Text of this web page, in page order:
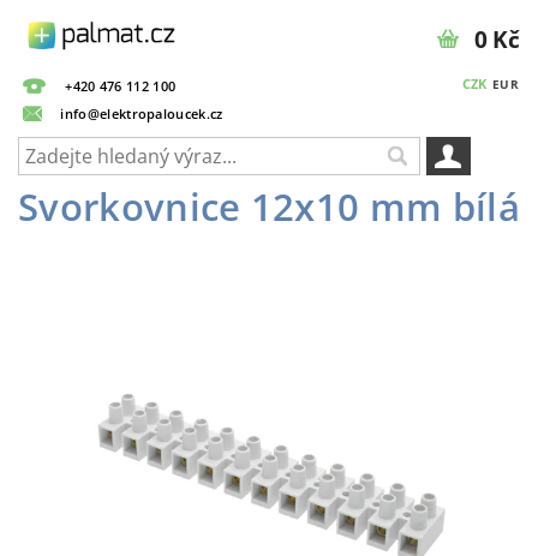
+420 476 112 100
info@elektropaloucek.cz
CZK EUR
0 Kč
Svorkovnice 12x10 mm bílá